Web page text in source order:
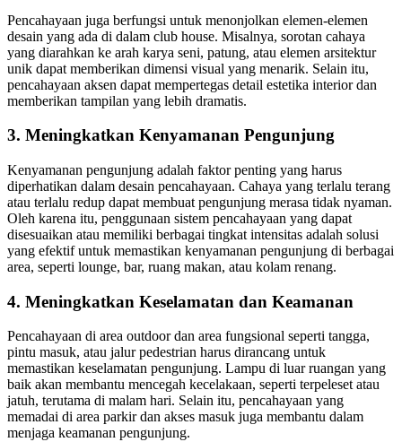
Pencahayaan juga berfungsi untuk menonjolkan elemen-elemen
desain yang ada di dalam club house. Misalnya, sorotan cahaya
yang diarahkan ke arah karya seni, patung, atau elemen arsitektur
unik dapat memberikan dimensi visual yang menarik. Selain itu,
pencahayaan aksen dapat mempertegas detail estetika interior dan
memberikan tampilan yang lebih dramatis.
3. Meningkatkan Kenyamanan Pengunjung
Kenyamanan pengunjung adalah faktor penting yang harus
diperhatikan dalam desain pencahayaan. Cahaya yang terlalu terang
atau terlalu redup dapat membuat pengunjung merasa tidak nyaman.
Oleh karena itu, penggunaan sistem pencahayaan yang dapat
disesuaikan atau memiliki berbagai tingkat intensitas adalah solusi
yang efektif untuk memastikan kenyamanan pengunjung di berbagai
area, seperti lounge, bar, ruang makan, atau kolam renang.
4. Meningkatkan Keselamatan dan Keamanan
Pencahayaan di area outdoor dan area fungsional seperti tangga,
pintu masuk, atau jalur pedestrian harus dirancang untuk
memastikan keselamatan pengunjung. Lampu di luar ruangan yang
baik akan membantu mencegah kecelakaan, seperti terpeleset atau
jatuh, terutama di malam hari. Selain itu, pencahayaan yang
memadai di area parkir dan akses masuk juga membantu dalam
menjaga keamanan pengunjung.